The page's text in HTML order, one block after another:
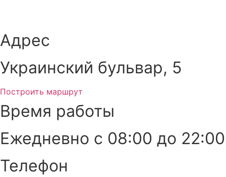
Адрес
Украинский бульвар, 5
Построить маршрут
Время работы
Ежедневно с 08:00 до 22:00
Телефон